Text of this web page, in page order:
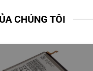
CHÚNG TÔI